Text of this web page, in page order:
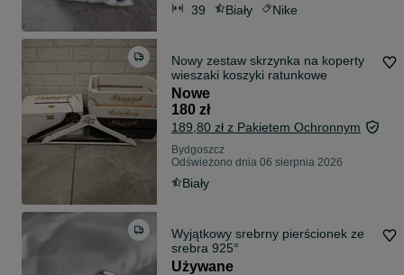
39 Biały Nike
Nowy zestaw skrzynka na koperty
wieszaki koszyki ratunkowe
Nowe
180 zł
189,80 zł z Pakietem Ochronnym
Bydgoszcz
Odświeżono dnia 06 sierpnia 2026
Biały
Wyjątkowy srebrny pierścionek ze
srebra 925°
Używane